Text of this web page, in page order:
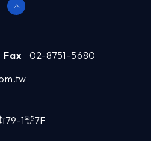
Fax
02-8751-5680
79-1號7F